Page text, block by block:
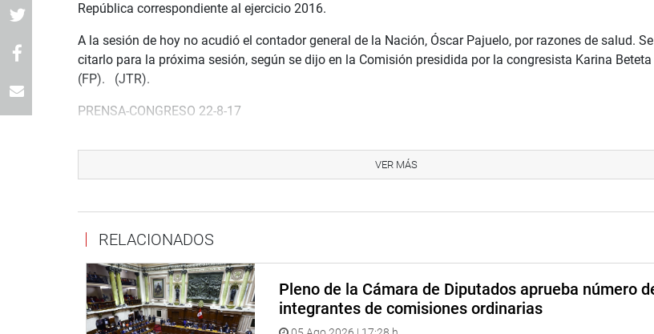
República correspondiente al ejercicio 2016.
A la sesión de hoy no acudió el contador general de la Nación, Óscar Pajuelo, por razones de salud.
citarlo para la próxima sesión, según se dijo en la Comisión presidida por la congresista Karina Beteta
(FP). (JTR).
PRENSA-CONGRESO 22-8-17
Facebook:https://www.facebook.com/congresoperu
Twitter:https://twitter.com/congresoperu
Youtube:http://www.youtube.com/congresoperu
VER MÁS
RELACIONADOS
Pleno de la Cámara de Diputados aprueba número
integrantes de comisiones ordinarias